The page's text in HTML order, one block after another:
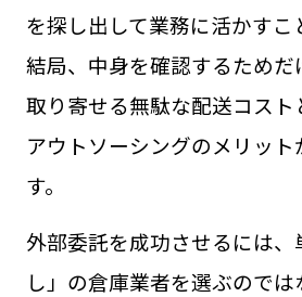
を探し出して業務に活かすこ
結局、中身を確認するためだ
取り寄せる無駄な配送コスト
アウトソーシングのメリッ
す。
外部委託を成功させるには
し」の倉庫業者を選ぶので